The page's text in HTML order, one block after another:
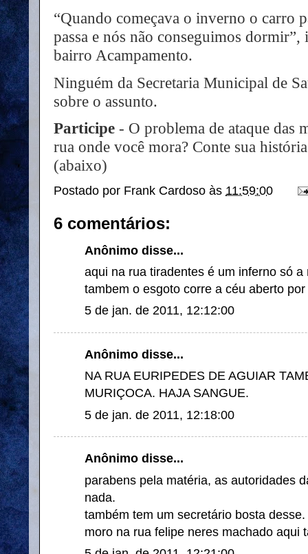
“Quando começava o inverno o carro
passa e nós não conseguimos
bairro Acampamento.
Ninguém da Secretaria Municipal de
sobre o assunto.
Participe - O problema de ataque das
rua onde você mora? Conte sua
(abaixo)
Postado por Frank Cardoso às 11:59:00
6 comentários:
Anônimo disse...
aqui na rua tiradentes é um inferno só
tambem o esgoto corre a céu aberto
5 de jan. de 2011, 12:12:00
Anônimo disse...
NA RUA EURIPEDES DE AGUIAR
MURIÇOCA. HAJA SANGUE.
5 de jan. de 2011, 12:18:00
Anônimo disse...
parabens pela matéria, as autoridades
nada.
também tem um secretário bosta desse.
moro na rua felipe neres machado aqui